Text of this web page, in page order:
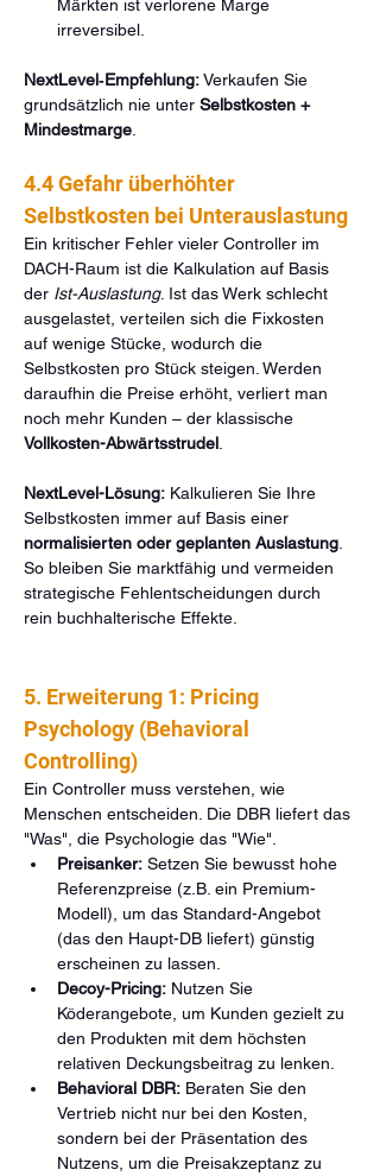
Märkten ist verlorene Marge
irreversibel.
NextLevel‑Empfehlung: Verkaufen Sie
grundsätzlich nie unter Selbstkosten +
Mindestmarge
4.4 Gefahr überhöhter
Selbstkosten bei Unterauslastung
Ein kritischer Fehler vieler Controller im
DACH-Raum ist die Kalkulation auf Basis
der Ist-Auslastung. Ist das Werk schlecht
ausgelastet, verteilen sich die Fixkosten
auf wenige Stücke, wodurch die
Selbstkosten pro Stück steigen. Werden
daraufhin die Preise erhöht, verliert man
noch mehr Kunden – der klassische
Vollkosten-Abwärtsstrudel
NextLevel-Lösung: Kalkulieren Sie Ihre
Selbstkosten immer auf Basis einer
normalisierten oder geplanten Auslastung
So bleiben Sie marktfähig und vermeiden
strategische Fehlentscheidungen durch
rein buchhalterische Effekte.
5. Erweiterung 1: Pricing
Psychology (Behavioral
Controlling)
Ein Controller muss verstehen, wie
Menschen entscheiden. Die DBR liefert das
"Was", die Psychologie das "Wie".
Preisanker: Setzen Sie bewusst hohe
Referenzpreise (z.B. ein Premium-
Modell), um das Standard-Angebot
(das den Haupt-DB liefert) günstig
erscheinen zu lassen.
Decoy-Pricing: Nutzen Sie
Köderangebote, um Kunden gezielt zu
den Produkten mit dem höchsten
relativen Deckungsbeitrag zu lenken.
Behavioral DBR: Beraten Sie den
Vertrieb nicht nur bei den Kosten,
sondern bei der Präsentation des
Nutzens, um die Preisakzeptanz zu